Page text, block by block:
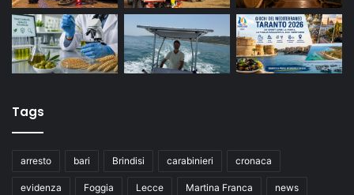
Tags
arresto bari Brindisi carabinieri cronaca
evidenza Foggia Lecce Martina Franca news